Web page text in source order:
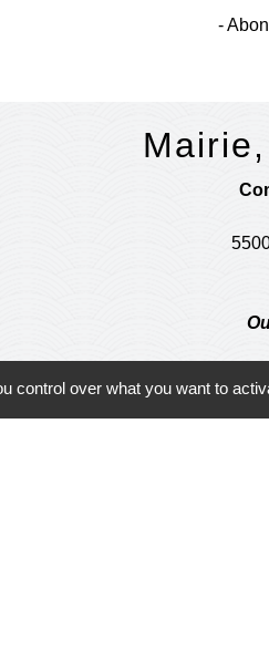
-
Le
control over what you want to